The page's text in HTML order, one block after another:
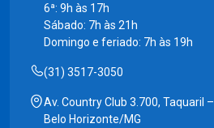
6ª: 9h às 17h
Sábado: 7h às 21h
Domingo e feriado: 7h às 19h
(31) 3517-3050
Av. Country Club 3.700, Taquaril –
Belo Horizonte/MG